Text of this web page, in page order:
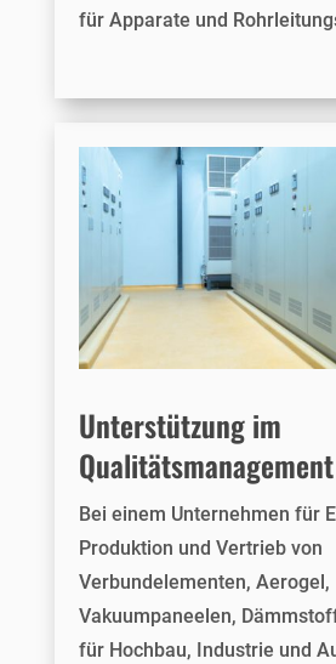
für Apparate und
Unterstützung im
Qualitätsmanagement
Bei einem Unternehmen für
Produktion und Vertrieb von
Verbundelementen, Aerogel,
Vakuumpaneelen,
für Hochbau, Industrie und